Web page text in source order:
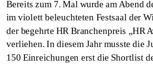
Bereits zum 7. Mal wurde am Abend
im violett beleuchteten Festsaal der
der begehrte HR Branchenpreis „HR
verliehen. In diesem Jahr musste die
150 Einreichungen erst die Shortlist